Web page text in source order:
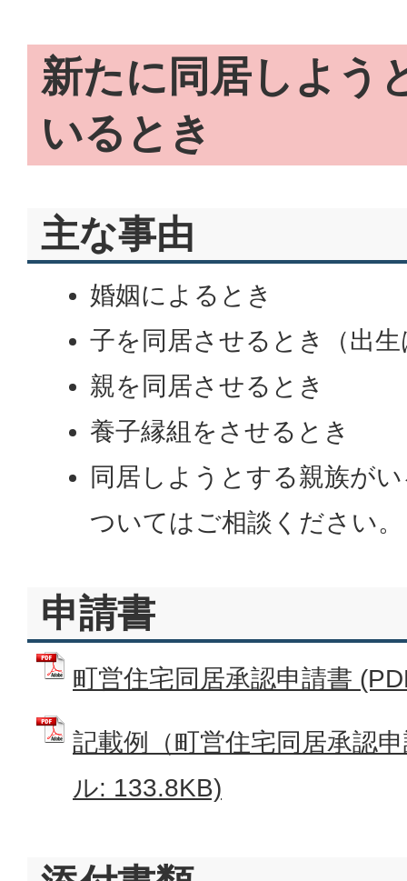
新たに同居しよう
いるとき
主な事由
婚姻によるとき
子を同居させるとき（出
親を同居させるとき
養子縁組をさせるとき
同居しようとする親族が
ついてはご相談ください
申請書
町営住宅同居承認申請書
記載例（町営住宅同居承認
ル: 133.8KB)